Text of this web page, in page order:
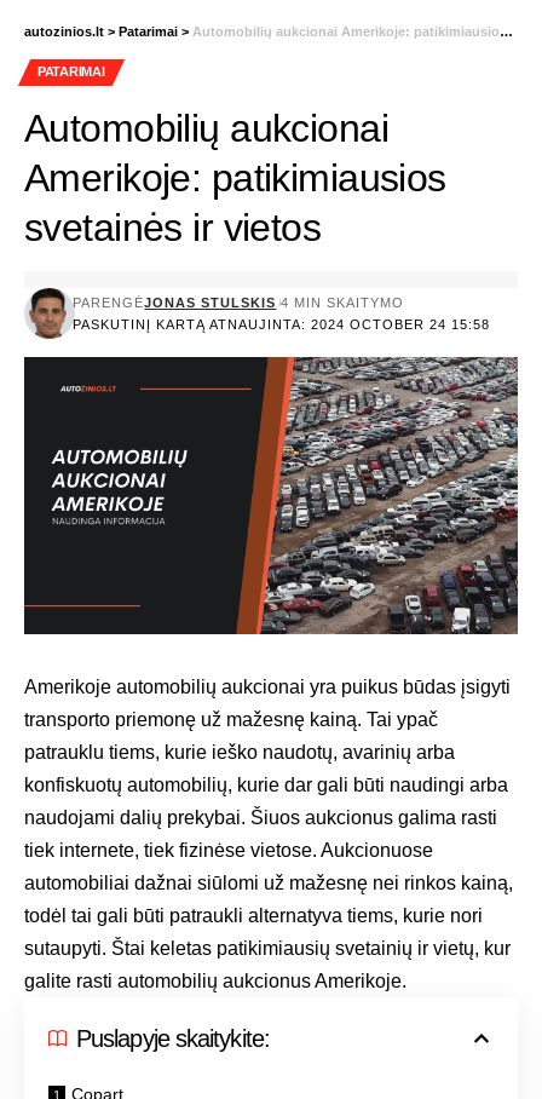
autozinios.lt > Patarimai > Automobilių aukcionai Amerikoje: patikimiausios svetainės ir vietos
PATARIMAI
Automobilių aukcionai
Amerikoje: patikimiausios
svetainės ir vietos
PASKUTINĮ KARTĄ ATNAUJINTA: 2024 OCTOBER 24 15:58
PARENGĖJONAS STULSKIS 4 MIN SKAITYMO
Amerikoje automobilių aukcionai yra puikus būdas įsigyti
transporto priemonę už mažesnę kainą. Tai ypač
patrauklu tiems, kurie ieško naudotų, avarinių arba
konfiskuotų automobilių, kurie dar gali būti naudingi arba
naudojami dalių prekybai. Šiuos aukcionus galima rasti
tiek internete, tiek fizinėse vietose. Aukcionuose
automobiliai dažnai siūlomi už mažesnę nei rinkos kainą,
todėl tai gali būti patraukli alternatyva tiems, kurie nori
sutaupyti. Štai keletas patikimiausių svetainių ir vietų, kur
galite rasti automobilių aukcionus Amerikoje.
Puslapyje skaitykite:
Copart